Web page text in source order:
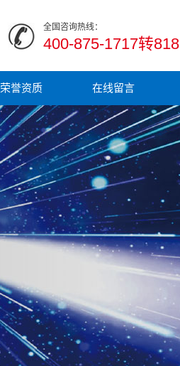
全国咨询热线：
400-875-1717转818
荣誉资质 在线留言